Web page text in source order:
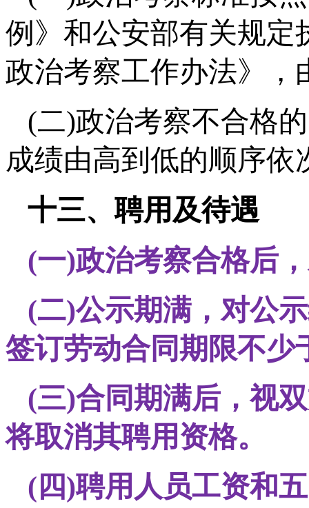
例》和公安部有关规定
政治考察工作办法》，
(二)政治考察不合格
成绩由高到低的顺序
十三、聘用及待遇
(一)政治考察合格后
(二)公示期满，对公
签订劳动合同期限不少
(三)合同期满后，视
将取消其聘用资格。
(四)聘用人员工资和